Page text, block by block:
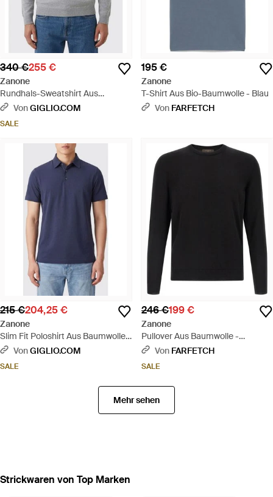
340 €255 €
Zanone
Rundhals-Sweatshirt Aus
Baumwollmischung - Grau
VonGIGLIO.COM
SALE
195 €
Zanone
T-Shirt Aus Bio-Baumwolle - Blau
Von FARFETCH
215 €204,25 €
Zanone
Slim Fit Poloshirt Aus Baumwolle
Mit Drei-Knopf-Leiste - Blau
VonGIGLIO.COM
SALE
246 €199 €
Zanone
Pullover Aus Baumwolle -
Schwarz
Von FARFETCH
SALE
Mehr sehen
Strickwaren von Top Marken